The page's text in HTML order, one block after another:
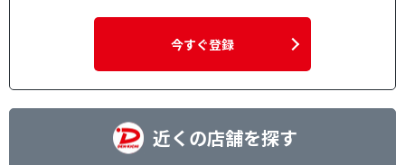
USBポート数で絞り込む
充電規格で絞り込む
今すぐ登録
近くの店舗を探す